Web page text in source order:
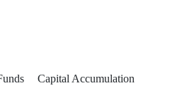
Capital Accumulation